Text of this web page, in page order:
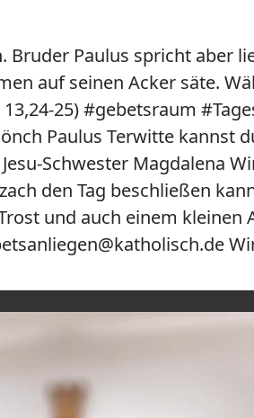
Paulus spricht aber
auf seinen Acker säte.
25) #gebetsraum
Paulus Terwitte kannst
Schwester Magdalena
den Tag beschließen
und auch einem